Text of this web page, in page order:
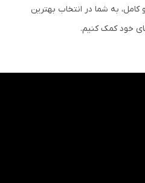
به شما در انتخاب بهترین
خود کمک کنیم.